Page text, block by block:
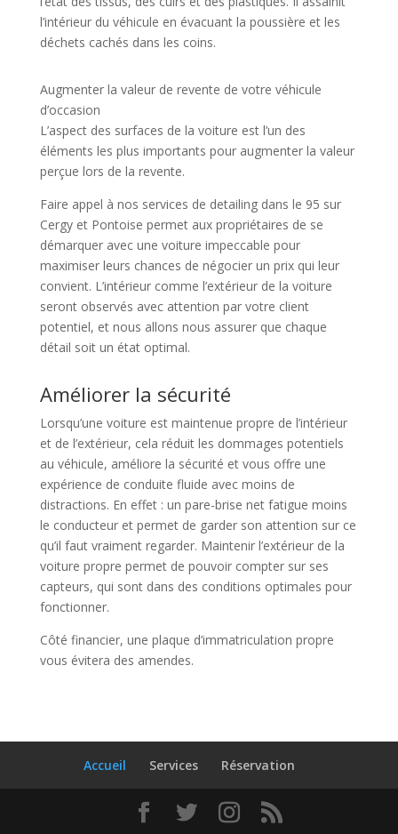
l’intérieur du véhicule en évacuant la poussière et les
déchets cachés dans les coins.
Augmenter la valeur de revente de votre véhicule
d’occasion
L’aspect des surfaces de la voiture est l’un des
éléments les plus importants pour augmenter la valeur
perçue lors de la revente.
Faire appel à nos services de detailing dans le 95 sur
Cergy et Pontoise permet aux propriétaires de se
démarquer avec une voiture impeccable pour
maximiser leurs chances de négocier un prix qui leur
convient. L’intérieur comme l’extérieur de la voiture
seront observés avec attention par votre client
potentiel, et nous allons nous assurer que chaque
détail soit un état optimal.
Améliorer la sécurité
Lorsqu’une voiture est maintenue propre de l’intérieur
et de l’extérieur, cela réduit les dommages potentiels
au véhicule, améliore la sécurité et vous offre une
expérience de conduite fluide avec moins de
distractions. En effet : un pare-brise net fatigue moins
le conducteur et permet de garder son attention sur ce
qu’il faut vraiment regarder. Maintenir l’extérieur de la
voiture propre permet de pouvoir compter sur ses
capteurs, qui sont dans des conditions optimales pour
fonctionner.
Côté financier, une plaque d’immatriculation propre
vous évitera des amendes.
Accueil Services Réservation